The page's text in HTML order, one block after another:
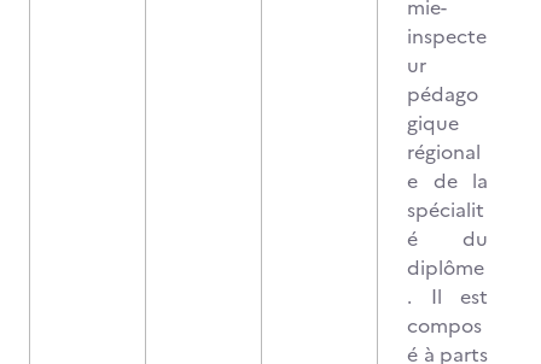
mie-
inspecte
ur
pédago
gique
régional
e de la
spécialit
é du
diplôme
. Il est
compos
é à parts